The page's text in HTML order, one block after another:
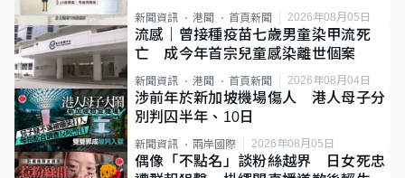
類案最惡劣
新聞資訊 港聞 首頁新聞 2026年08月05日
流感｜曾接種疫苗七歲男童染甲流死
亡 成今年首宗兒童感染離世個案
新聞資訊 港聞 首頁新聞 2026年08月04日
涉前年於新加坡機場傷人 港人母子分
別判囚半年、10日
新聞資訊 兩岸國際 2026年08月05日
偶像「不點名」談粉絲越界 日女死忠